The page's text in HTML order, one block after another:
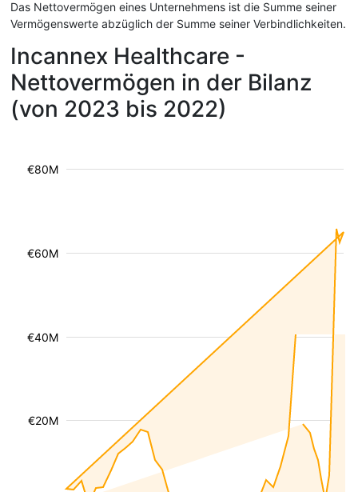
Das Nettovermögen eines Unternehmens ist die Summe seiner
Vermögenswerte abzüglich der Summe seiner Verbindlichkeiten.
Incannex Healthcare -
Nettovermögen in der Bilanz
(von 2023 bis 2022)
€20M
€40M
€60M
€80M